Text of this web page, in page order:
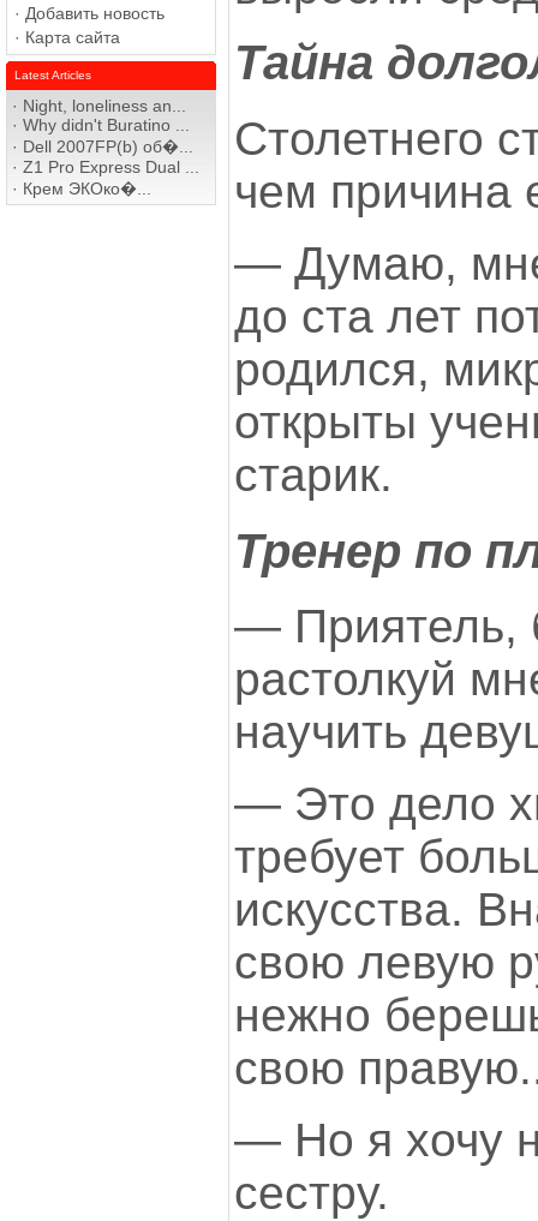
· Добавить новость
· Карта сайта
Latest Articles
· Night, loneliness an...
· Why didn't Buratino ...
· Dell 2007FP(b) об�...
· Z1 Pro Express Dual ...
· Крем ЭКОко�...
Тайна
Столетнего
чем причина
— Думаю,
до ста лет
родился,
открыты
старик.
Тренер по
— Приятель,
растолкуй
научить
— Это дело
требует
искусства.
свою левую
нежно
свою
— Но я хочу
сестру.